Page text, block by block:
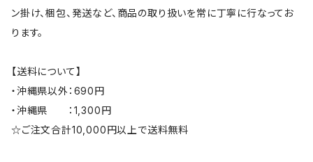
ン掛け、梱包、発送など、商品の取り扱いを常に丁寧に行なってお
ります。
【送料について】
・沖縄県以外：690円
・沖縄県 ：1,300円
☆ご注文合計10,000円以上で送料無料